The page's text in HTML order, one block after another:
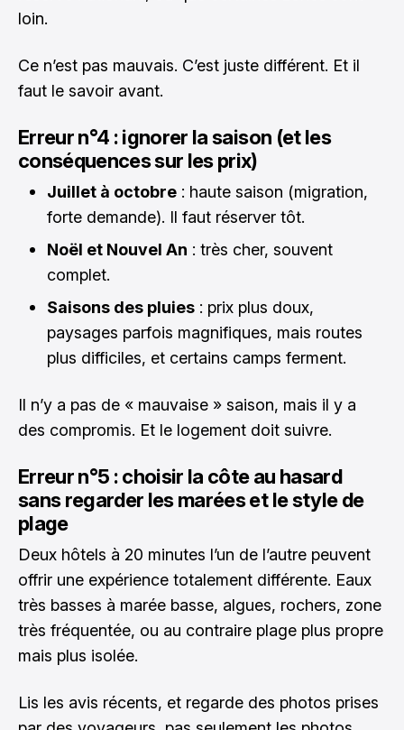
loin.
Ce n’est pas mauvais. C’est juste différent. Et il
faut le savoir avant.
Erreur n°4 : ignorer la saison (et les
conséquences sur les prix)
Juillet à octobre : haute saison (migration,
forte demande). Il faut réserver tôt.
Noël et Nouvel An : très cher, souvent
complet.
Saisons des pluies : prix plus doux,
paysages parfois magnifiques, mais routes
plus difficiles, et certains camps ferment.
Il n’y a pas de « mauvaise » saison, mais il y a
des compromis. Et le logement doit suivre.
Erreur n°5 : choisir la côte au hasard
sans regarder les marées et le style de
plage
Deux hôtels à 20 minutes l’un de l’autre peuvent
offrir une expérience totalement différente. Eaux
très basses à marée basse, algues, rochers, zone
très fréquentée, ou au contraire plage plus propre
mais plus isolée.
Lis les avis récents, et regarde des photos prises